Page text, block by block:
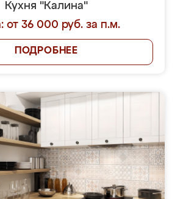
Кухня "Калина"
от 36 000 руб. за п.м.
ПОДРОБНЕЕ